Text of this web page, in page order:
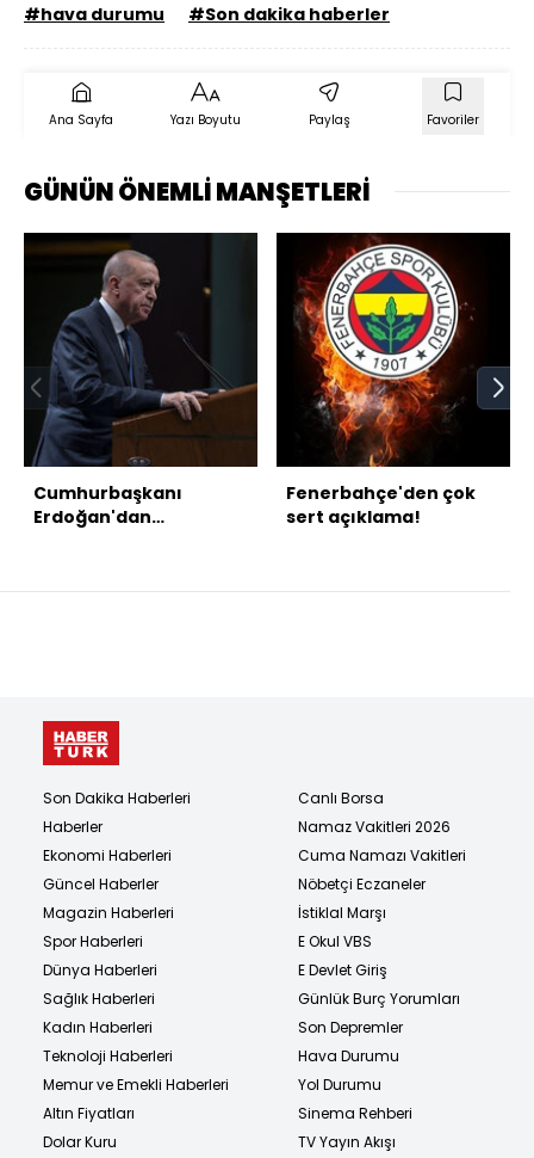
#hava durumu #Son dakika haberler
Ana Sayfa Yazı Boyutu Paylaş Favoriler
GÜNÜN ÖNEMLİ MANŞETLERİ
Cumhurbaşkanı
Erdoğan'dan
Fenerbahçe'den çok
sert açıklama!
Son Dakika Haberleri
Haberler
Ekonomi Haberleri
Güncel Haberler
Magazin Haberleri
Spor Haberleri
Dünya Haberleri
Sağlık Haberleri
Kadın Haberleri
Teknoloji Haberleri
Memur ve Emekli Haberleri
Altın Fiyatları
Dolar Kuru
Canlı Borsa
Namaz Vakitleri 2026
Cuma Namazı Vakitleri
Nöbetçi Eczaneler
İstiklal Marşı
E Okul VBS
E Devlet Giriş
Günlük Burç Yorumları
Son Depremler
Hava Durumu
Yol Durumu
Sinema Rehberi
TV Yayın Akışı